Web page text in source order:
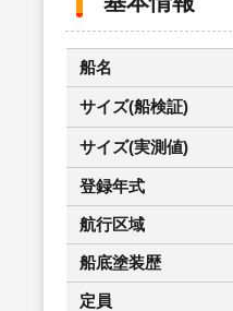
船名
サイズ(船検証)
サイズ(実測値)
登録年式
航行区域
船底塗装歴
定員